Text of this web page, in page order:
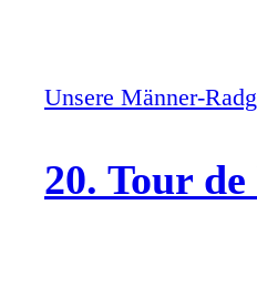
Unsere Männer-
20. Tour